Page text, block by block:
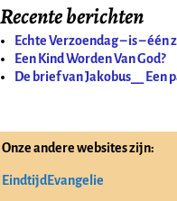
Recente berichten
Echte Verzoendag – is – één
Een Kind Worden Van God?
De brief van Jakobus__ Een
Onze andere websites zijn:
EindtijdEvangelie